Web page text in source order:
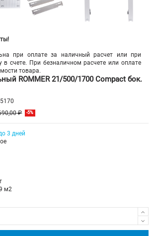
при оплате за наличный расчет или при
в счете. При безналичном расчете или оплате
товара.
ROMMER 21/500/1700 Compact бок.
₽ -5%
3 дней
м2